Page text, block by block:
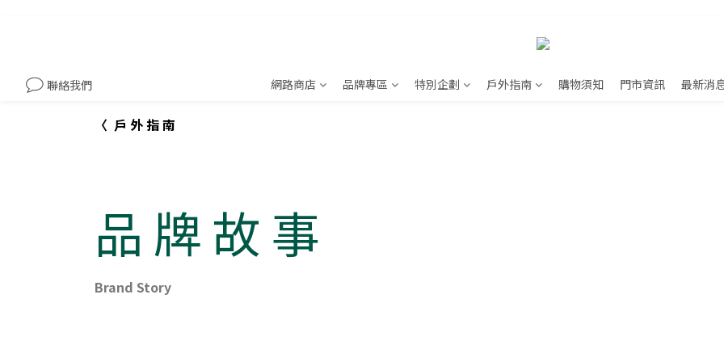
聯絡我們 網路商店 品牌專區 特別企劃 戶外指南 購物須知 門市資訊 最新消
〈 戶 外 指 南
品 牌 故 事
Brand Story